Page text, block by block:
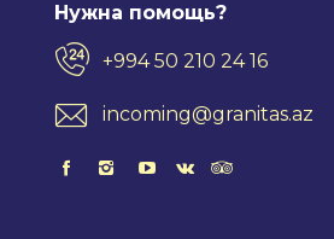
Нужна помощь?
+994 50 210 24 16
incoming@granitas.az